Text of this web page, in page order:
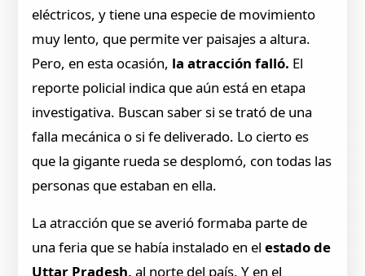
eléctricos, y tiene una especie de movimiento
muy lento, que permite ver paisajes a altura.
Pero, en esta ocasión, la atracción falló. El
reporte policial indica que aún está en etapa
investigativa. Buscan saber si se trató de una
falla mecánica o si fe deliverado. Lo cierto es
que la gigante rueda se desplomó, con todas las
personas que estaban en ella.
La atracción que se averió formaba parte de
una feria que se había instalado en elestado de
Uttar Pradesh, al norte del país. Y en el